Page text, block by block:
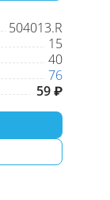
504013.R
15
40
76
59 ₽